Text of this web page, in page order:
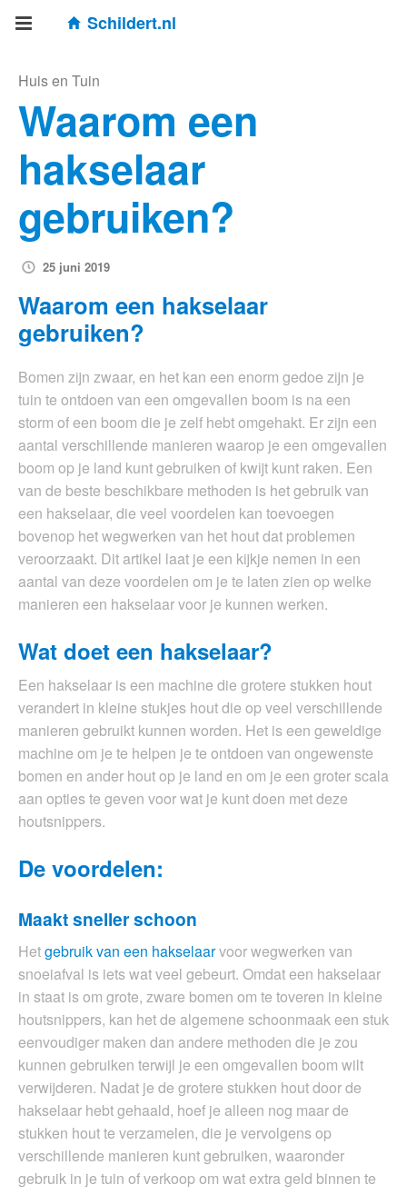
Schildert.nl
Huis en Tuin
Waarom een
hakselaar
gebruiken?
25 juni 2019
Waarom een hakselaar
gebruiken?
Bomen zijn zwaar, en het kan een enorm gedoe zijn je
tuin te ontdoen van een omgevallen boom is na een
storm of een boom die je zelf hebt omgehakt. Er zijn een
aantal verschillende manieren waarop je een omgevallen
boom op je land kunt gebruiken of kwijt kunt raken. Een
van de beste beschikbare methoden is het gebruik van
een hakselaar, die veel voordelen kan toevoegen
bovenop het wegwerken van het hout dat problemen
veroorzaakt. Dit artikel laat je een kijkje nemen in een
aantal van deze voordelen om je te laten zien op welke
manieren een hakselaar voor je kunnen werken.
Wat doet een hakselaar?
Een hakselaar is een machine die grotere stukken hout
verandert in kleine stukjes hout die op veel verschillende
manieren gebruikt kunnen worden. Het is een geweldige
machine om je te helpen je te ontdoen van ongewenste
bomen en ander hout op je land en om je een groter scala
aan opties te geven voor wat je kunt doen met deze
houtsnippers.
De voordelen:
Maakt sneller schoon
Hetgebruik van een hakselaarvoor wegwerken van
snoeiafval is iets wat veel gebeurt. Omdat een hakselaar
in staat is om grote, zware bomen om te toveren in kleine
houtsnippers, kan het de algemene schoonmaak een stuk
eenvoudiger maken dan andere methoden die je zou
kunnen gebruiken terwijl je een omgevallen boom wilt
verwijderen. Nadat je de grotere stukken hout door de
hakselaar hebt gehaald, hoef je alleen nog maar de
stukken hout te verzamelen, die je vervolgens op
verschillende manieren kunt gebruiken, waaronder
gebruik in je tuin of verkoop om wat extra geld binnen te